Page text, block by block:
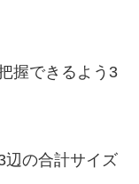
握できるよう3
辺の合計サイズ